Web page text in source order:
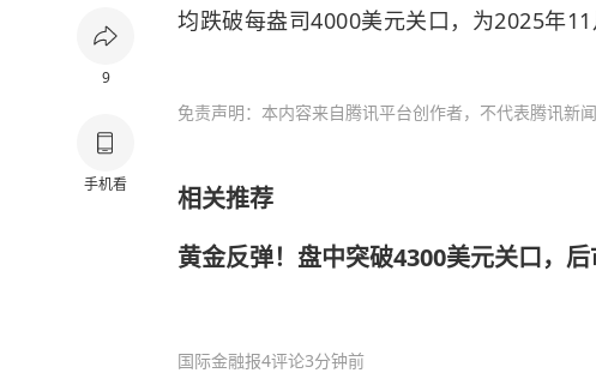
9
手机看
均跌破每盎司4000美元关口，为2025年11
免责声明：本内容来自腾讯平台创作者，不代表腾讯新
相关推荐
黄金反弹！盘中突破4300美元关口，后
国际金融报4评论3分钟前